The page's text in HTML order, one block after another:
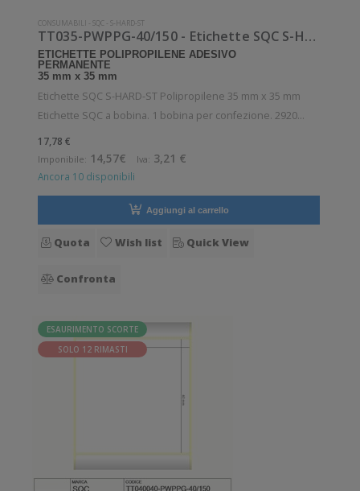
CONSUMABILI -SQC -S-HARD-ST
TT035-PWPPG-40/150 - Etichette SQC S-HARD-ST Polipropilene
ETICHETTE POLIPROPILENE ADESIVO
PERMANENTE
35 mm x 35 mm
Etichette SQC S-HARD-ST Polipropilene 35 mm x 35 mm
Etichette SQC a bobina. 1 bobina per confezione. 2920
etichette per bobina. Etichette in polipropilene con adesivo
permanente. Diametro interno: 40 mm. Diametro esterno:
150 mm. Tipo: Supporto di
17,78 €
Imponibile: 14,57€ Iva: 3,21 €
Ancora 10 disponibili
Aggiungi al carrello
Quota Wish list Quick View
Confronta
ESAURIMENTO SCORTE
SOLO 12 RIMASTI